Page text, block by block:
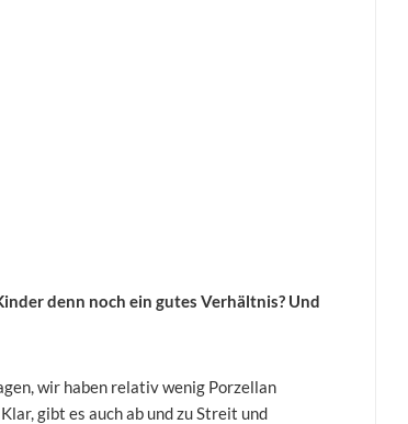
denn noch ein gutes Verhältnis? Und
wir haben relativ wenig Porzellan
gibt es auch ab und zu Streit und